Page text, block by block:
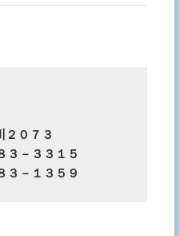
０７３
－３３１５
－１３５９